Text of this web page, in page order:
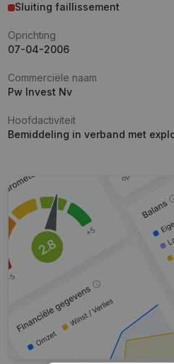
Sluiting faillissement
Oprichting
07-04-2006
Commerciële naam
Pw Invest Nv
Hoofdactiviteit
Bemiddeling in verband met